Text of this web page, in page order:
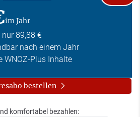
im Jahr
89,88 €
nach einem Jahr
WNOZ-Plus Inhalte
bestellen
komfortabel bezahlen: